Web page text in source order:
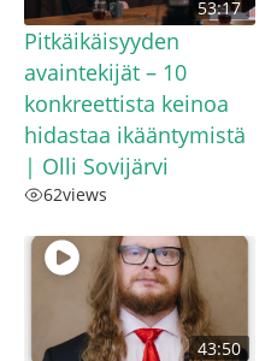
53:17
Pitkäikäisyyden
avaintekijät – 10
konkreettista keinoa
hidastaa ikääntymistä
| Olli Sovijärvi
62views
43:50